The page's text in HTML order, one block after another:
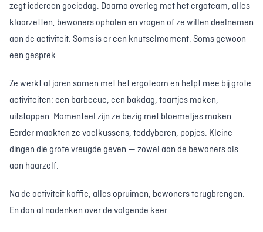
zegt iedereen goeiedag. Daarna overleg met het ergoteam, alles
klaarzetten, bewoners ophalen en vragen of ze willen deelnemen
aan de activiteit. Soms is er een knutselmoment. Soms gewoon
een gesprek.
Ze werkt al jaren samen met het ergoteam en helpt mee bij grote
activiteiten: een barbecue, een bakdag, taartjes maken,
uitstappen. Momenteel zijn ze bezig met bloemetjes maken.
Eerder maakten ze voelkussens, teddyberen, popjes. Kleine
dingen die grote vreugde geven — zowel aan de bewoners als
aan haarzelf.
Na de activiteit koffie, alles opruimen, bewoners terugbrengen.
En dan al nadenken over de volgende keer.